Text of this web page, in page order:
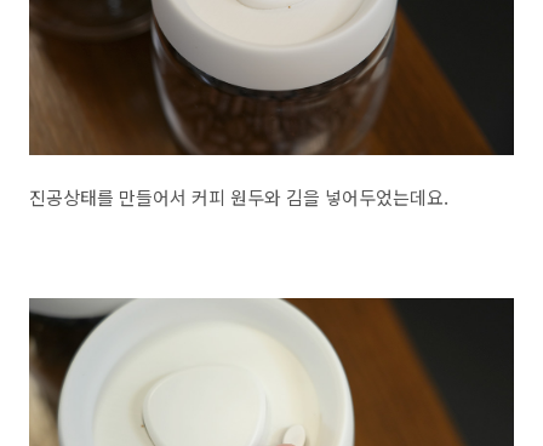
진공상태를 만들어서 커피 원두와 김을 넣어두었는데요.